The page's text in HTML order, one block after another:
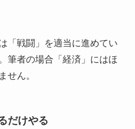
「戦闘」を適当に進めてい
筆者の場合「経済」にはほ
せん。
だけやる